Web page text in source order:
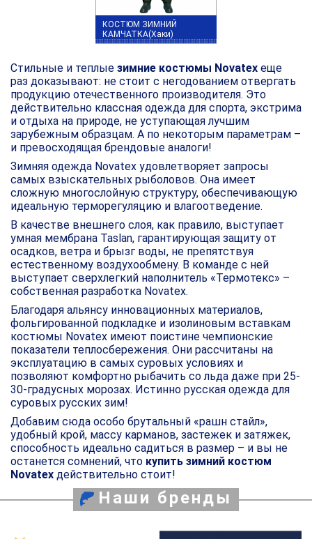
КОСТЮМ ЗИМНИЙ
КАМЧАТКА(Хаки)
Стильные и теплые зимние костюмы Novatex еще
раз доказывают: не стоит с негодованием отвергать
продукцию отечественного производителя. Это
действительно классная одежда для спорта, экстрима
и отдыха на природе, не уступающая лучшим
зарубежным образцам. А по некоторым параметрам –
и превосходящая брендовые аналоги!
Зимняя одежда Novatex удовлетворяет запросы
самых взыскательных рыболовов. Она имеет
сложную многослойную структуру, обеспечивающую
идеальную терморегуляцию и влагоотведение.
В качестве внешнего слоя, как правило, выступает
умная мембрана Taslan, гарантирующая защиту от
осадков, ветра и брызг воды, не препятствуя
естественному воздухообмену. В команде с ней
выступает сверхлегкий наполнитель «Термотекс» –
собственная разработка Novatex.
Благодаря альянсу инновационных материалов,
фольгированной подкладке и изолиновым вставкам
костюмы Novatex имеют поистине чемпионские
показатели теплосбережения. Они рассчитаны на
эксплуатацию в самых суровых условиях и
позволяют комфортно рыбачить со льда даже при 25-
30-градусных морозах. Истинно русская одежда для
суровых русских зим!
Добавим сюда особо брутальный «рашн стайл»,
удобный крой, массу карманов, застежек и затяжек,
способность идеально садиться в размер – и вы не
останется сомнений, что купить зимний костюм
Novatex действительно стоит!
Наши бренды